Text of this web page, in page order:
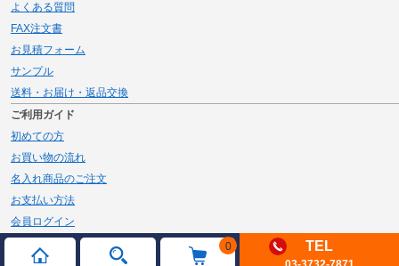
0 TEL
よくある質問
FAX注文書
お見積フォーム
サンプル
送料・お届け・返品交換
ご利用ガイド
初めての方
お買い物の流れ
名入れ商品のご注文
お支払い方法
会員ログイン
メルマガ登録